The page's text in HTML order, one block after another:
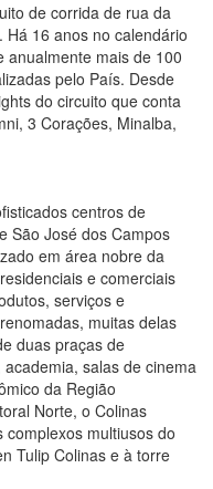
de corrida de rua da
16 anos no calendário
anualmente mais de 100
pelo País. Desde
do circuito que conta
3 Corações, Minalba,
centros de
São José dos Campos
em área nobre da
e comerciais
serviços e
muitas delas
duas praças de
salas de cinema
da Região
Norte, o Colinas
multiusos do
Tulip Colinas e à torre